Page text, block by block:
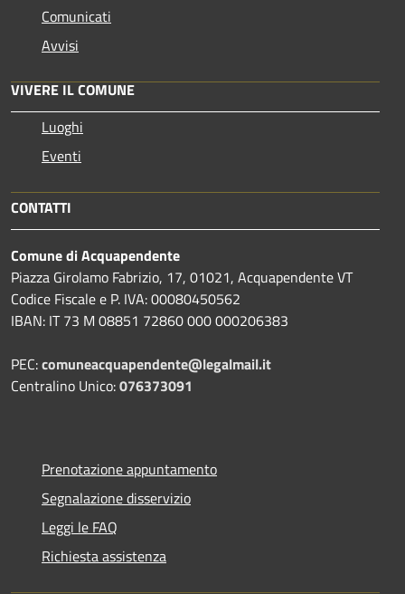
Comunicati
Avvisi
VIVERE IL COMUNE
Luoghi
Eventi
CONTATTI
Comune di Acquapendente
Piazza Girolamo Fabrizio, 17, 01021, Acquapendente VT
Codice Fiscale e P. IVA: 00080450562
IBAN: IT 73 M 08851 72860 000 000206383
PEC:comuneacquapendente@legalmail.it
Centralino Unico:076373091
Prenotazione appuntamento
Segnalazione disservizio
Leggi le FAQ
Richiesta assistenza